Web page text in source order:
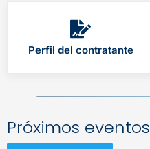
Perfil del contratante
Próximos eventos